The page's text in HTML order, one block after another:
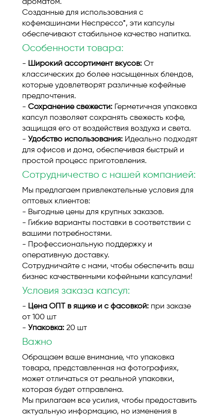
ароматом.
Созданные для использования с
кофемашинами Неспрессо*, эти капсулы
обеспечивают стабильное качество напитка.
Особенности товара:
- Широкий ассортимент вкусов: От
классических до более насыщенных блендов,
которые удовлетворят различные кофейные
предпочтения.
- Сохранение свежести: Герметичная упаковка
капсул позволяет сохранять свежесть кофе,
защищая его от воздействия воздуха и света.
- Удобство использования: Идеально подходят
для офисов и дома, обеспечивая быстрый и
простой процесс приготовления.
Сотрудничество с нашей компанией:
Мы предлагаем привлекательные условия для
оптовых клиентов:
- Выгодные цены для крупных заказов.
- Гибкие варианты поставки в соответствии с
вашими потребностями.
- Профессиональную поддержку и
оперативную доставку.
Сотрудничайте с нами, чтобы обеспечить ваш
бизнес качественными кофейными капсулами!
Условия заказа капсул:
- Цена ОПТ в ящике и с фасовкой: при заказе
от 100 шт
- Упаковка: 20 шт
Важно
Обращаем ваше внимание, что упаковка
товара, представленная на фотографиях,
может отличаться от реальной упаковки,
которая будет отправлена.
Мы прилагаем все усилия, чтобы предоставить
актуальную информацию, но изменения в